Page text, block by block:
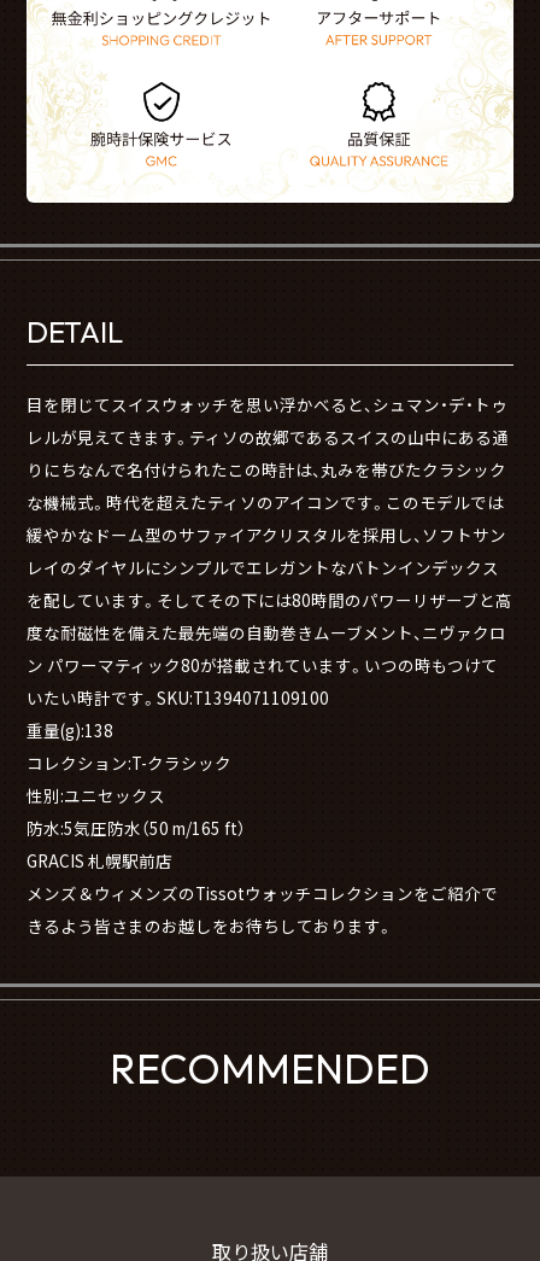
DETAIL
目を閉じてスイスウォッチを思い浮かべると、シュマン・デ・トゥ
レルが見えてきます。ティソの故郷であるスイスの山中にある通
りにちなんで名付けられたこの時計は、丸みを帯びたクラシック
な機械式。時代を超えたティソのアイコンです。このモデルでは
緩やかなドーム型のサファイアクリスタルを採用し、ソフトサン
レイのダイヤルにシンプルでエレガントなバトンインデックス
を配しています。そしてその下には80時間のパワーリザーブと高
度な耐磁性を備えた最先端の自動巻きムーブメント、ニヴァクロ
ン パワーマティック80が搭載されています。いつの時もつけて
いたい時計です。SKU:T1394071109100
重量(g):138
コレクション:T-クラシック
性別:ユニセックス
防水:5気圧防水（50 m/165 ft）
GRACIS 札幌駅前店
メンズ＆ウィメンズのTissotウォッチコレクションをご紹介で
きるよう皆さまのお越しをお待ちしております。
RECOMMENDED
取り扱い店舗